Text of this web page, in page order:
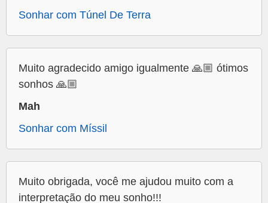
Sonhar com Túnel De Terra
Muito agradecido amigo igualmente 🙏🏼 ótimos
sonhos 🙏🏼
Mah
Sonhar com Míssil
Muito obrigada, você me ajudou muito com a
interpretação do meu sonho!!!